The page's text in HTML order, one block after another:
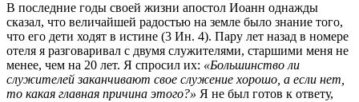
В последние годы своей жизни апостол Иоанн однажды
сказал, что величайшей радостью на земле было знание того,
что его дети ходят в истине (3 Ин. 4). Пару лет назад в номере
отеля я разговаривал с двумя служителями, старшими меня не
менее, чем на 20 лет. Я спросил их: «Большинство ли
служителей заканчивают свое служение хорошо, а если нет,
то какая главная причина этого?» Я не был готов к ответу,